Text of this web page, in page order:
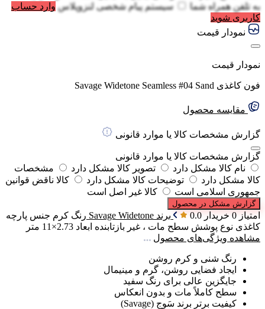
به تلفن همراه شما سیستم پیام شخصی لنزوپلاس وارد حساب
کاربری شوید
نمودار قیمت
نمودار قیمت
فون کاغذی Savage Widetone Seamless #04 Sand
مقایسه محصول
گزارش مشخصات کالا یا موارد قانونی
گزارش مشخصات کالا یا موارد قانونی
نام کالا مشکل دارد
تصویر کالا مشکل دارد
مشخصات
کالا مشکل دارد
توضیحات کالا مشکل دارد
کالا ناقض قوانین
جمهوری اسلامی است
کالا غیر اصل است
گزارش مشکل در محصول
امتیاز 0 خریدار 0.0 برند Savage Widetone رنگ کرم جنس پارچه
کاغذی نوع پوشش سطح مات ، غیر بازتابنده ابعاد 2.73×11 متر
مشاهده ویژگی‌های محصول
رنگ شنی و کرم روشن
ایجاد فضایی روشن، گرم و مینیمال
جایگزین عالی برای رنگ سفید
سطح کاملاً مات و بدون انعکاس
کیفیت برتر برند سَوِج (Savage)